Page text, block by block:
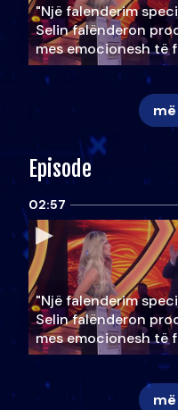
"Një falenderim
Selin falënderon
mes emocionesh të
Episode
02:57
"Një falenderim
Selin falënderon
mes emocionesh të